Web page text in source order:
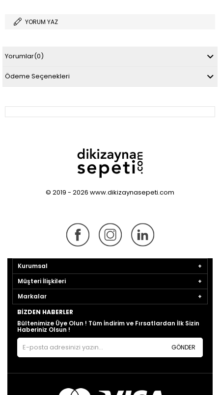
YORUM YAZ
Yorumlar(0)
Ödeme Seçenekleri
© 2019 - 2026 www.dikizaynasepeti.com
Kurumsal
Müşteri İlişkileri
Markalar
BIZDEN HABERLER
Bültenimize Üye Olun ! Tüm İndirim ve Fırsatlardan İlk Sizin
Haberiniz Olsun !
GÖNDER